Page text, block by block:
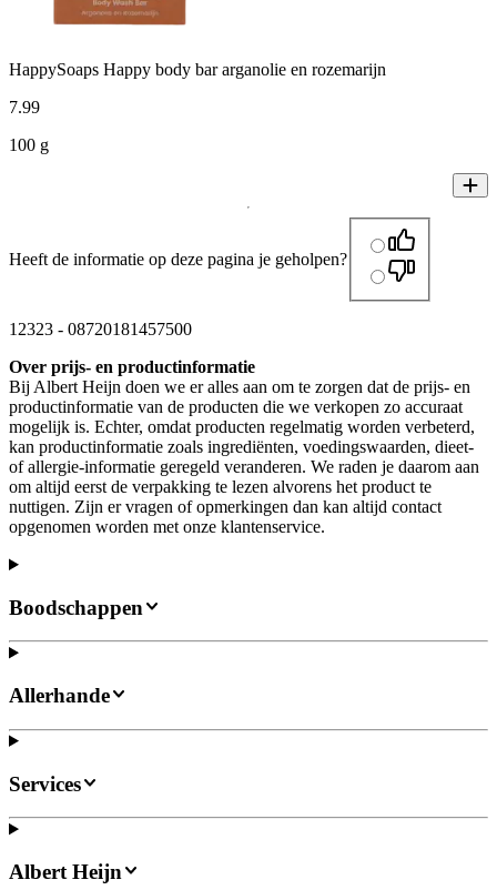
HappySoaps Happy body bar arganolie en rozemarijn
7.99
100 g
Heeft de informatie op deze pagina je geholpen?
12323 - 08720181457500
Over prijs- en productinformatie
Bij Albert Heijn doen we er alles aan om te zorgen dat de prijs- en
productinformatie van de producten die we verkopen zo accuraat
mogelijk is. Echter, omdat producten regelmatig worden verbeterd,
kan productinformatie zoals ingrediënten, voedingswaarden, dieet-
of allergie-informatie geregeld veranderen. We raden je daarom aan
om altijd eerst de verpakking te lezen alvorens het product te
nuttigen. Zijn er vragen of opmerkingen dan kan altijd contact
opgenomen worden met onze klantenservice.
Boodschappen
Allerhande
Services
Albert Heijn